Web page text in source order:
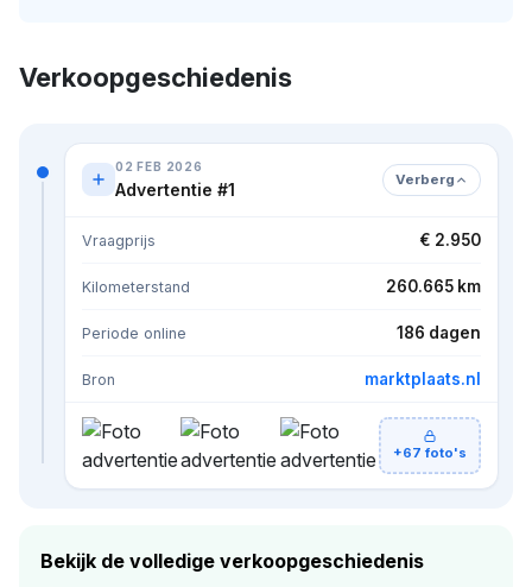
Verkoopgeschiedenis
02 FEB 2026
Advertentie #1 Verberg
Vraagprijs € 2.950
Kilometerstand 260.665 km
Periode online 186 dagen
Bron marktplaats.nl
+67 foto's
Bekijk de volledige verkoopgeschiedenis